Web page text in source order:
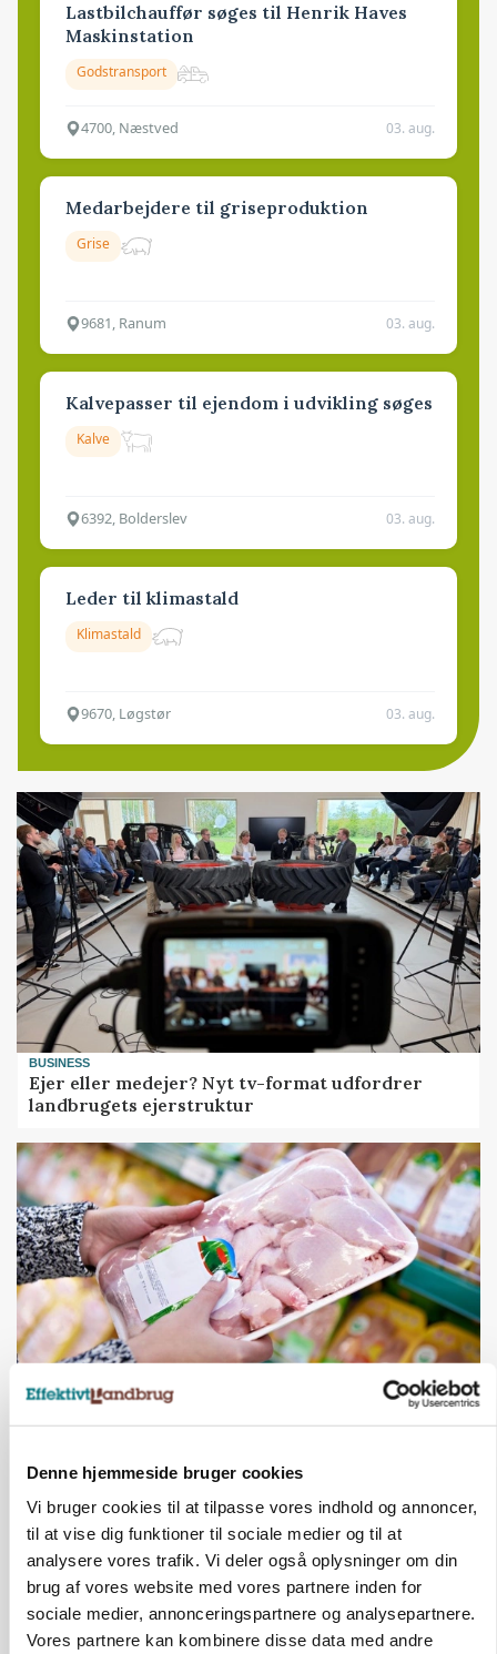
Denne hjemmeside bruger cookies
Vi bruger cookies til at tilpasse vores indhold og annoncer,
til at vise dig funktioner til sociale medier og til at
analysere vores trafik. Vi deler også oplysninger om din
brug af vores website med vores partnere inden for
sociale medier, annonceringspartnere og analysepartnere.
Vores partnere kan kombinere disse data med andre
Lastbilchauffør søges til Henrik Haves
Maskinstation
Godstransport
4700, Næstved 03. aug.
Medarbejdere til griseproduktion
Grise
9681, Ranum 03. aug.
Kalvepasser til ejendom i udvikling søges
Kalve
6392, Bolderslev 03. aug.
Leder til klimastald
Klimastald
9670, Løgstør 03. aug.
BUSINESS
Ejer eller medejer? Nyt tv-format udfordrer
landbrugets ejerstruktur
Prisgab på 20 kroner pr. kg vokser: Polsk kylling